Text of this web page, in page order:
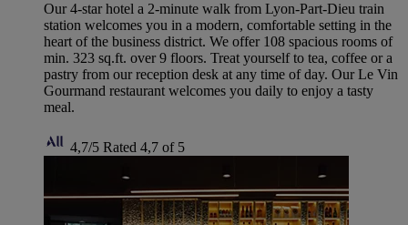
Our 4-star hotel a 2-minute walk from Lyon-Part-Dieu train
station welcomes you in a modern, comfortable setting in the
heart of the business district. We offer 108 spacious rooms of
min. 323 sq.ft. over 9 floors. Treat yourself to tea, coffee or a
pastry from our reception desk at any time of day. Our Le Vin
Gourmand restaurant welcomes you daily to enjoy a tasty
meal.
4,7/5 Rated 4,7 of 5